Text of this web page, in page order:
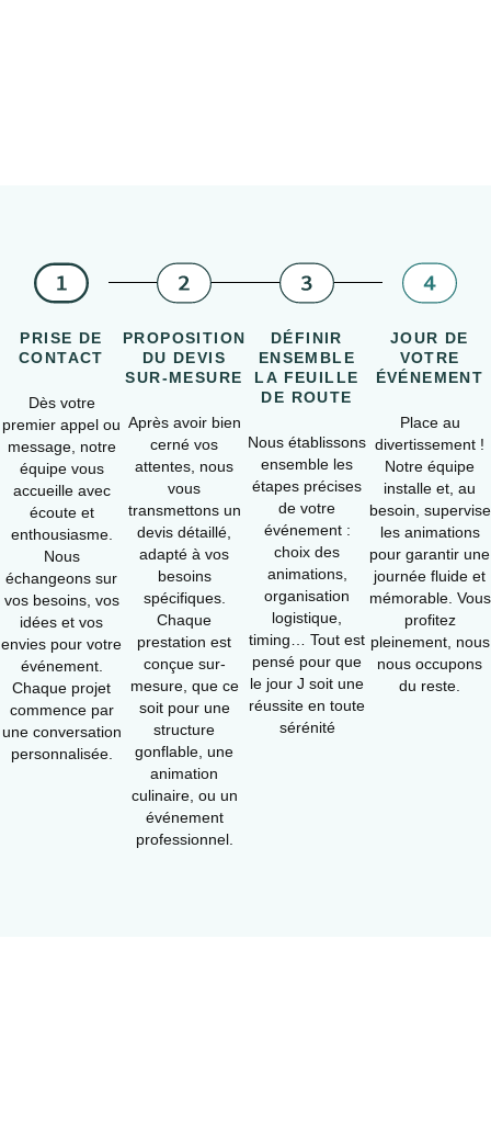
PRISE DE
CONTACT
Dès votre
premier appel ou
message, notre
équipe vous
accueille avec
écoute et
enthousiasme.
Nous
échangeons sur
vos besoins, vos
idées et vos
envies pour votre
événement.
Chaque projet
commence par
une conversation
personnalisée.
PROPOSITION
DU DEVIS
SUR-MESURE
Après avoir bien
cerné vos
attentes, nous
vous
transmettons un
devis détaillé,
adapté à vos
besoins
spécifiques.
Chaque
prestation est
conçue sur-
mesure, que ce
soit pour une
structure
gonflable, une
animation
culinaire, ou un
événement
professionnel.
DÉFINIR
ENSEMBLE
LA FEUILLE
DE ROUTE
Nous établissons
ensemble les
étapes précises
de votre
événement :
choix des
animations,
organisation
logistique,
timing… Tout est
pensé pour que
le jour J soit une
réussite en toute
sérénité
JOUR DE
VOTRE
ÉVÉNEMENT
Place au
divertissement !
Notre équipe
installe et, au
besoin, supervise
les animations
pour garantir une
journée fluide et
mémorable. Vous
profitez
pleinement, nous
nous occupons
du reste.